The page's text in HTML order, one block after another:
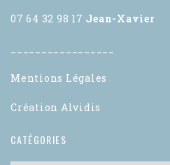
07 64 32 98 17 Jean-Xavier
Mentions Légales
Création Alvidis
CATÉGORIES